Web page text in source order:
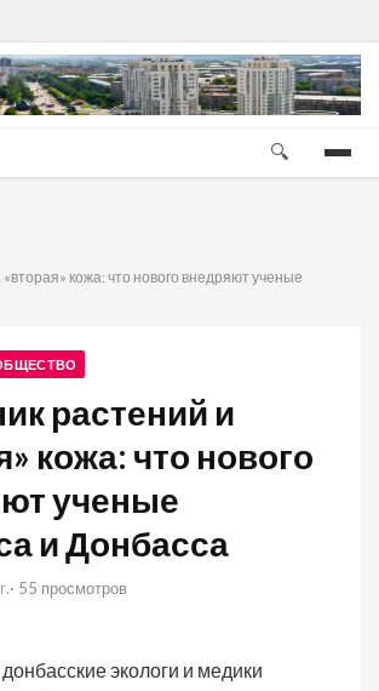
🔍
кожа: что нового внедряют ученые
растений и
кожа: что нового
ученые
и Донбасса
· 55 просмотров
экологи и медики